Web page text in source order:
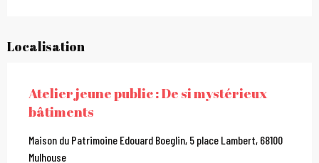
Localisation
Atelier jeune public : De si mystérieux
bâtiments
Maison du Patrimoine Edouard Boeglin, 5 place Lambert, 68100
Mulhouse